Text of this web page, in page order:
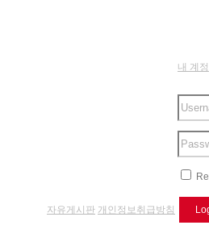
자유게시판 개인정보취급방침
내 계정